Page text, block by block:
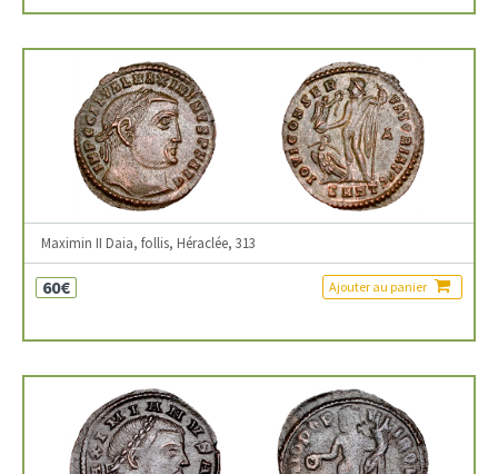
Maximin II Daia, follis, Héraclée, 313
60€ Ajouter au panier